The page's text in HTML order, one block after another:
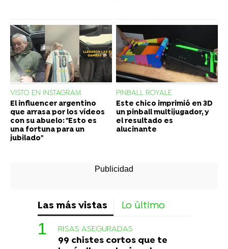
VISTO EN INSTAGRAM
El influencer argentino
que arrasa por los vídeos
con su abuelo: "Esto es
una fortuna para un
jubilado"
PINBALL ROYALE
Este chico imprimió en 3D
un pinball multijugador, y
el resultado es
alucinante
Las más vistas Lo último
RISAS ASEGURADAS
99 chistes cortos que te